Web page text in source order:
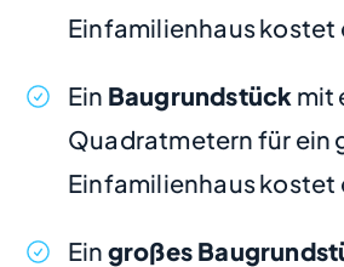
Einfamilienhaus
Ein Baugrundstück mit
Quadratmetern für ein
Einfamilienhaus
Ein großes